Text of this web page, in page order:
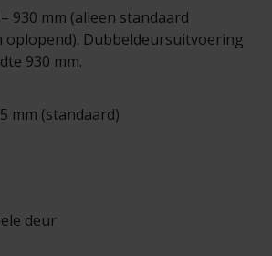
930 mm (alleen standaard
oplopend). Dubbeldeursuitvoering
930 mm.
mm (standaard)
deur